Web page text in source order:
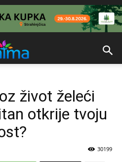
život želeći
otkrije tvoju
30199